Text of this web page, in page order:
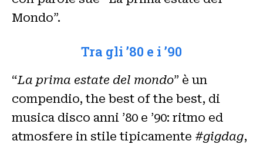
Mondo”.
Tra gli ’80 e i ’90
“La prima estate del mondo” è un
compendio, the best of the best, di
musica disco anni ’80 e ’90: ritmo ed
atmosfere in stile tipicamente #gigdag,